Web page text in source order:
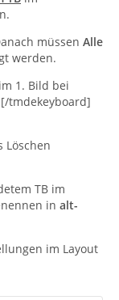
müssen Alle
werden.
1. Bild bei
tmdekeyboard]
Löschen
TB im
in alt-
im Layout